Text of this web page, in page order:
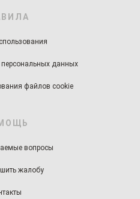
данных
файлов cookie
вопросы
жалобу